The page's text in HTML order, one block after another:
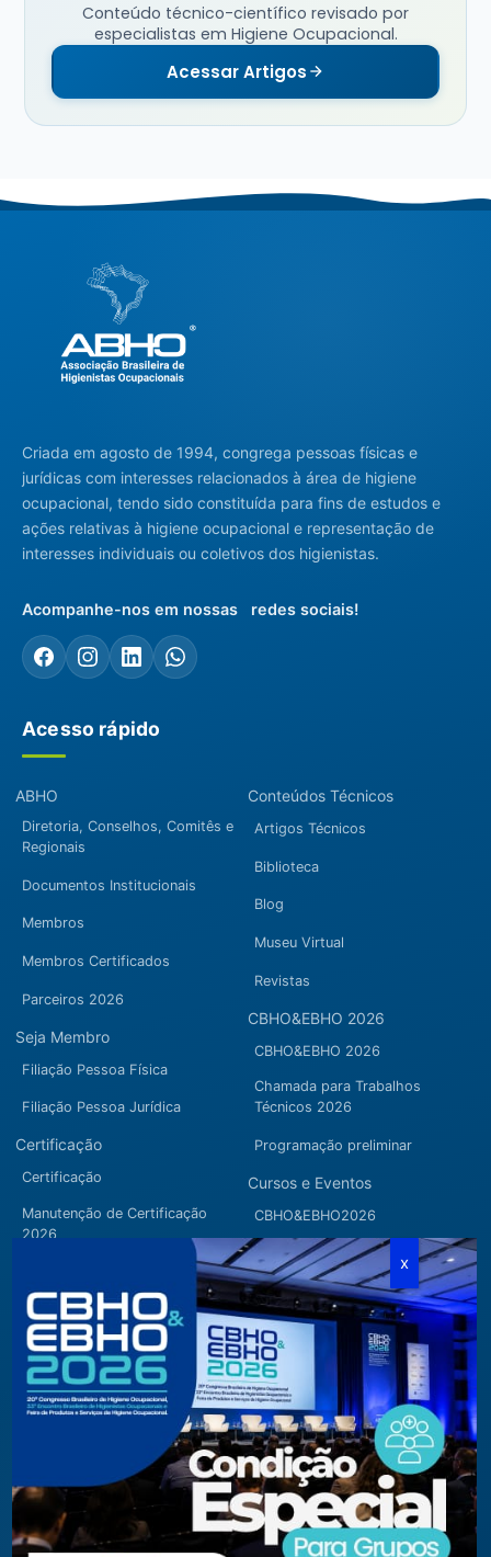
Conteúdo técnico-científico revisado por
especialistas em Higiene Ocupacional.
Acessar Artigos
Criada em agosto de 1994, congrega pessoas físicas e
jurídicas com interesses relacionados à área de higiene
ocupacional, tendo sido constituída para fins de estudos e
ações relativas à higiene ocupacional e representação de
interesses individuais ou coletivos dos higienistas.
Acompanhe-nos em nossas redes sociais!
Acesso rápido
ABHO
Diretoria, Conselhos, Comitês e
Regionais
Documentos Institucionais
Membros
Membros Certificados
Parceiros 2026
Seja Membro
Filiação Pessoa Física
Filiação Pessoa Jurídica
Certificação
Certificação
Manutenção de Certificação
2026
Conteúdos Técnicos
Artigos Técnicos
Biblioteca
Blog
Museu Virtual
Revistas
CBHO&EBHO 2026
CBHO&EBHO 2026
Chamada para Trabalhos
Técnicos 2026
Programação preliminar
Cursos e Eventos
CBHO&EBHO2026
Cursos Modulares
Eventos Apoiados
Eventos Regionais
Loja
Fone/Fax: